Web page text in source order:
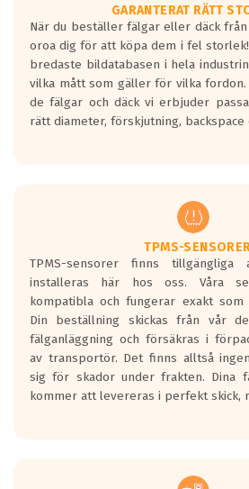
rullmotståndets ljud överträffa
motorljudet.
På däckmärkningen kommer det
en symbol av ett däck med vågar. Hög
bullernivå markeras med svarta
medans de vita vågorna påvisar om
ett tyst däck.
regelverket som introduceras år 2016.
Ett däck med två svarta vågor är redan
godkända för år 2016 nya regelverk.
Ett däck med en svart våg kommer
minst tre decibel tystare än det
regelverk som börjar gälla 2016.
GARANTERAT RÄTT
När du beställer fälgar eller däck
oroa dig för att köpa dem i fel
bredaste bildatabasen i hela
vilka mått som gäller för vilka
de fälgar och däck vi erbjuder
rätt diameter, förskjutning,
TPMS-
TPMS-sensorer finns
installeras här hos oss. Våra
kompatibla och fungerar exakt som
Din beställning skickas från vår
fälganläggning och försäkras i
av transportör. Det finns alltså
sig för skador under frakten. Dina
kommer att levereras i perfekt skick,